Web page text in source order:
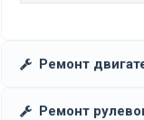
Ремонт
Ремонт